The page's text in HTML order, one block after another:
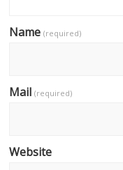
Name(required)
Mail(required)
Website